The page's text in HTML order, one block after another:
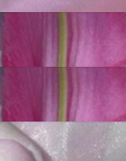
cm)